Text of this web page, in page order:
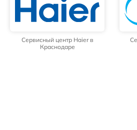
Сервисный центр Haier в
Краснодаре